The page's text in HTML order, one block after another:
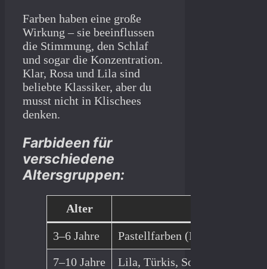
Farben haben eine große
Wirkung – sie beeinflussen
die Stimmung, den Schlaf
und sogar die Konzentration.
Klar, Rosa und Lila sind
beliebte Klassiker, aber du
musst nicht in Klischees
denken.
Farbideen für
verschiedene
Altersgruppen:
Alter
3–6 Jahre
Pastellfarben (Mint, Apricot,
7–10 Jahre
Lila, Türkis, Sonnengelb